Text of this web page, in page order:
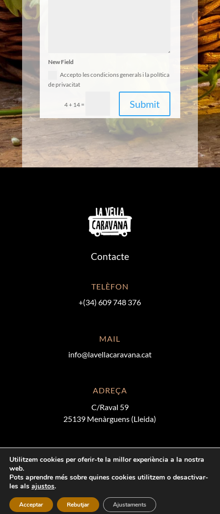
New Field
Accepto les condicions generals i la política
de privacitat
4 + 14 = Submit
Contacte
TELÈFON
+(34) 609 748 376
MAIL
info@lavellacaravana.cat
ADREÇA
C/Raval 59
25139 Menàrguens (Lleida)
Utilitzem cookies per oferir-te la millor experiència a la nostra
web.
Pots aprendre més sobre quines cookies utilitzem o desactivar-
les als ajustos.
Acceptar Rebutjar Ajustaments